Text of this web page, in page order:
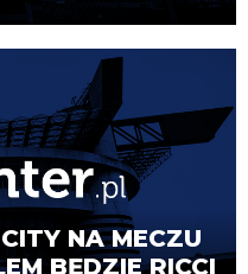
NA MECZU
BĘDZIE RICCI